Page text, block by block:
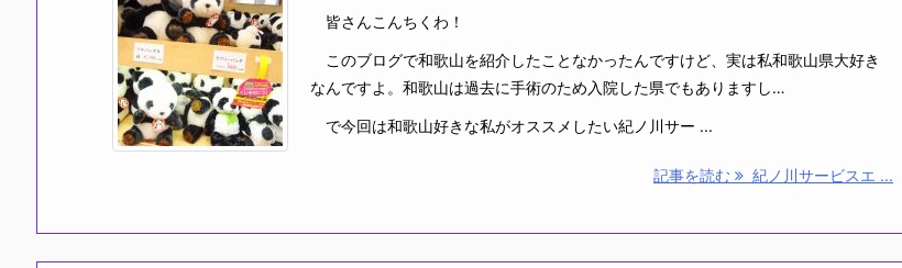
皆さんこんちくわ！
このブログで和歌山を紹介したことなかったんですけど、実は私和歌山県大好き
なんですよ。和歌山は過去に手術のため入院した県でもありますし…
で今回は和歌山好きな私がオススメしたい紀ノ川サー ...
記事を読む 紀ノ川サービスエ ...